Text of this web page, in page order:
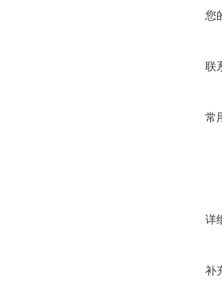
您
联
常
详
补